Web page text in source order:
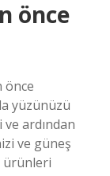
önce
önce
yüzünüzü
ardından
ve güneş
ürünleri